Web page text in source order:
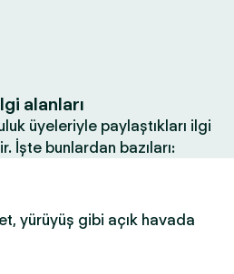
alanları
üyeleriyle paylaştıkları ilgi
İşte bunlardan bazıları:
yürüyüş gibi açık havada